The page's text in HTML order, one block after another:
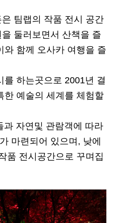
팀랩의 작품 전시 공간
둘러보면서 산책을 즐
와 함께 오사카 여행을 즐
를 하는곳으로 2001년 결
한 예술의 세계를 체험할
과 자연및 관람객에 따라
마련되어 있으며, 낮에
품 전시공간으로 꾸며집